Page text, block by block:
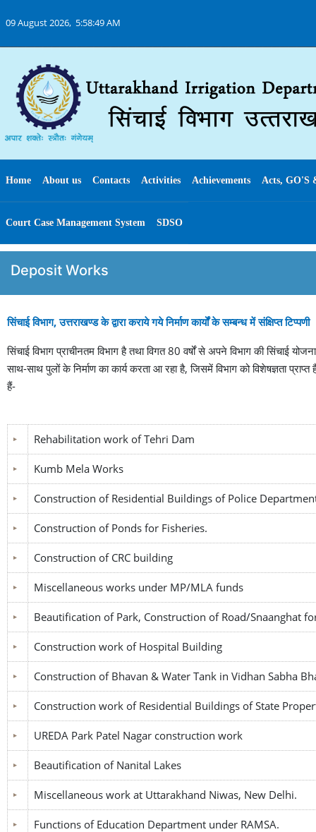
09 August 2026, 5:58:49 AM
Home About us Contacts Activities Achievements Acts, GO'S
Court Case Management System SDSO
Deposit Works
सिंचाई विभाग, उत्तराखण्ड के द्वारा कराये गये निर्माण कार्यों के सम्बन्ध में संक्षिप्त टिप्पणी
सिंचाई विभाग प्राचीनतम विभाग है तथा विगत 80 वर्षों से अपने विभाग की सिंचाई
साथ-साथ पुलों के निर्माण का कार्य करता आ रहा है, जिसमें विभाग को विशेषज्ञता
हैं-
Rehabilitation work of Tehri Dam
Kumb Mela Works
Construction of Residential Buildings of Police
Construction of Ponds for Fisheries.
Construction of CRC building
Miscellaneous works under MP/MLA funds
Beautification of Park, Construction of Road/Snaanghat
Construction work of Hospital Building
Construction of Bhavan & Water Tank in Vidhan Sabha
Construction work of Residential Buildings of State
UREDA Park Patel Nagar construction work
Beautification of Nanital Lakes
Miscellaneous work at Uttarakhand Niwas, New Delhi.
Functions of Education Department under RAMSA.